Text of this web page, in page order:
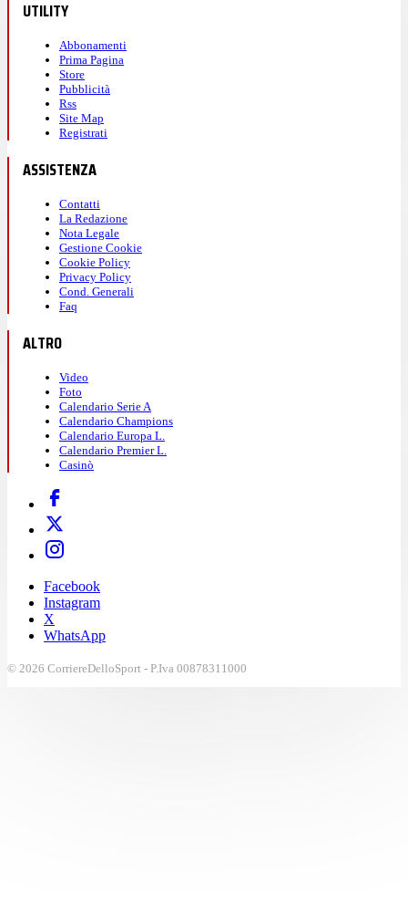
UTILITY
Abbonamenti
Prima Pagina
Store
Pubblicità
Rss
Site Map
Registrati
ASSISTENZA
Contatti
La Redazione
Nota Legale
Gestione Cookie
Cookie Policy
Privacy Policy
Cond. Generali
Faq
ALTRO
Video
Foto
Calendario Serie A
Calendario Champions
Calendario Europa L.
Calendario Premier L.
Casinò
Facebook
Instagram
X
WhatsApp
© 2026 CorriereDelloSport - P.Iva 00878311000